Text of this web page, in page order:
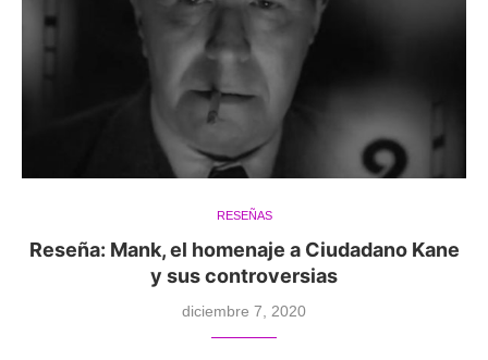
RESEÑAS
Reseña: Mank, el homenaje a Ciudadano Kane
y sus controversias
diciembre 7, 2020